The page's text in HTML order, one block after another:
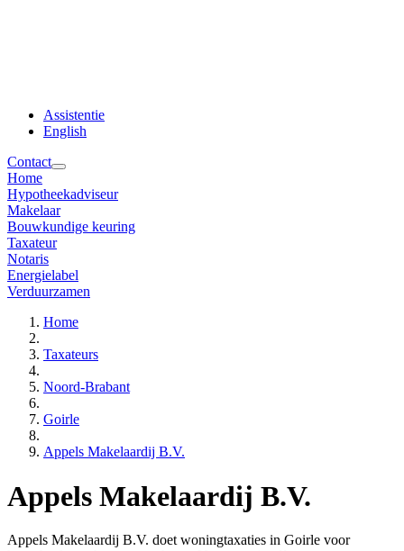
Assistentie
English
Contact
Home
Hypotheekadviseur
Makelaar
Bouwkundige keuring
Taxateur
Notaris
Energielabel
Verduurzamen
Home
Taxateurs
Noord-Brabant
Goirle
Appels Makelaardij B.V.
Appels Makelaardij B.V.
Appels Makelaardij B.V. doet woningtaxaties in Goirle voor